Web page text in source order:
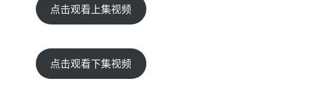
点击观看上集视频
点击观看下集视频